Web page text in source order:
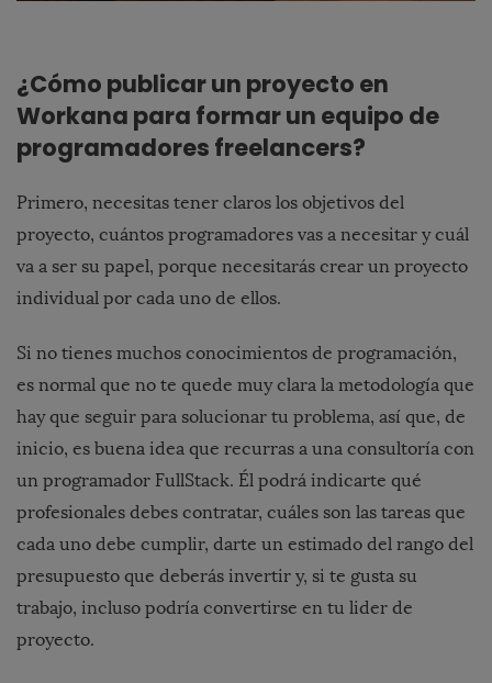
¿Cómo publicar un proyecto en
Workana para formar un equipo de
programadores freelancers?
Primero, necesitas tener claros los objetivos del
proyecto, cuántos programadores vas a necesitar y cuál
va a ser su papel, porque necesitarás crear un proyecto
individual por cada uno de ellos.
Si no tienes muchos conocimientos de programación,
es normal que no te quede muy clara la metodología que
hay que seguir para solucionar tu problema, así que, de
inicio, es buena idea que recurras a una consultoría con
un programador FullStack. Él podrá indicarte qué
profesionales debes contratar, cuáles son las tareas que
cada uno debe cumplir, darte un estimado del rango del
presupuesto que deberás invertir y, si te gusta su
trabajo, incluso podría convertirse en tu lider de
proyecto.